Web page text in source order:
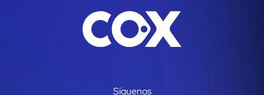
Síguenos